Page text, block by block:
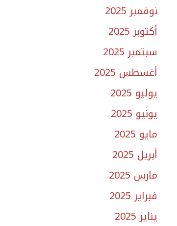
نوفمبر 2025
أكتوبر 2025
سبتمبر 2025
أغسطس 2025
يوليو 2025
يونيو 2025
مايو 2025
أبريل 2025
مارس 2025
فبراير 2025
يناير 2025